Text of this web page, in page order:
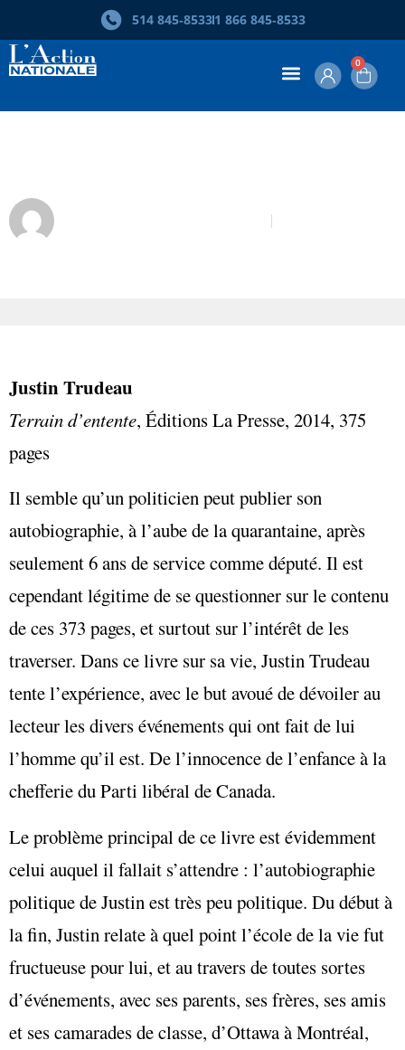
514 845‑85331 866 845‑8533
0
Justin Trudeau
Terrain d’entente, Éditions La Presse, 2014, 375
pages
Il semble qu’un politicien peut publier son
autobiographie, à l’aube de la quarantaine, après
seulement 6 ans de service comme député. Il est
cependant légitime de se questionner sur le contenu
de ces 373 pages, et surtout sur l’intérêt de les
traverser. Dans ce livre sur sa vie, Justin Trudeau
tente l’expérience, avec le but avoué de dévoiler au
lecteur les divers événements qui ont fait de lui
l’homme qu’il est. De l’innocence de l’enfance à la
chefferie du Parti libéral de Canada.
Le problème principal de ce livre est évidemment
celui auquel il fallait s’attendre : l’autobiographie
politique de Justin est très peu politique. Du début à
la fin, Justin relate à quel point l’école de la vie fut
fructueuse pour lui, et au travers de toutes sortes
d’événements, avec ses parents, ses frères, ses amis
et ses camarades de classe, d’Ottawa à Montréal,